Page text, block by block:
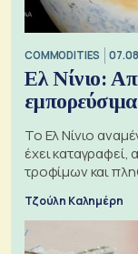
COMMODITIES
Ελ Νίνιο:
Το Ελ Νίνιο
έχει καταγραφεί,
τροφίμων και
Τζούλη Καλημέρη